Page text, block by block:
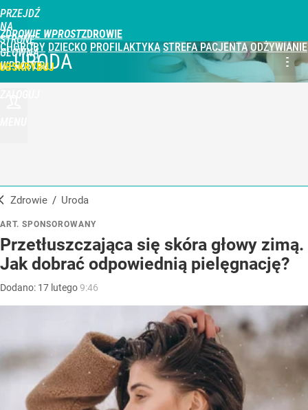
PRZEJDŹ
NA
STRONĘ
GŁÓWNĄ
WPROST.PL
ZDROWIE WPROST
CHOROBY DZIECKO PROFILAKTYKA STREFA PACJENTA ODŻYWIANIE
URODA
Zdrowie / Uroda
ART. SPONSOROWANY
Przetłuszczająca się skóra głowy zimą.
Jak dobrać odpowiednią pielęgnację?
Dodano: 17 lutego9:46